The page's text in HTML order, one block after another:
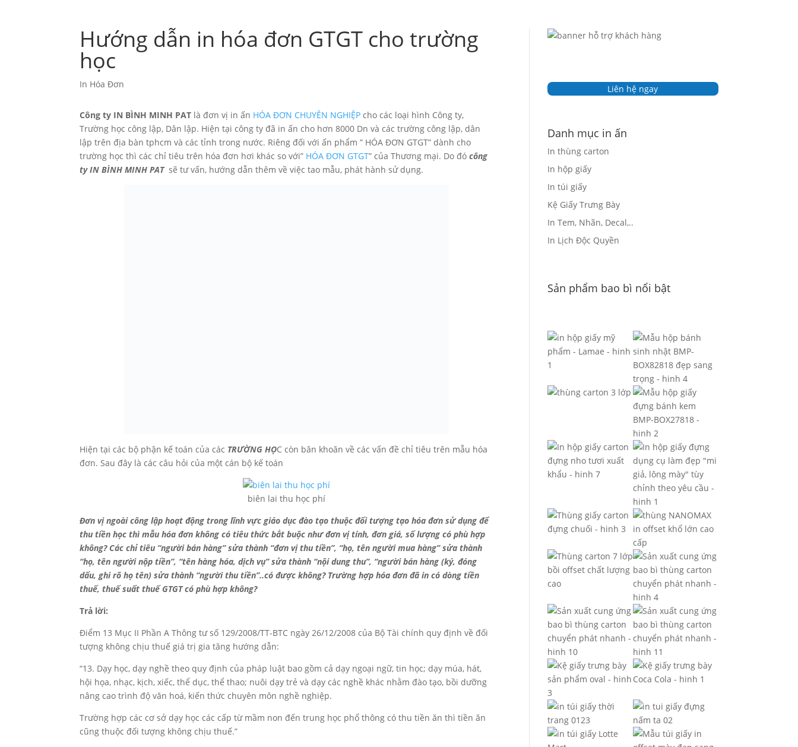
Hướng dẫn in hóa đơn GTGT cho trường
học
In Hóa Đơn
Công ty IN BÌNH MINH PAT là đơn vị in ấn HÓA ĐƠN CHUYÊN NGHIỆP cho các loại hình Công ty,
Trường học công lập, Dân lập. Hiện tại công ty đã in ấn cho hơn 8000 Dn và các trường công lập, dân
lập trên địa bàn tphcm và các tỉnh trong nước. Riêng đối với ấn phẩm ” HÓA ĐƠN GTGT” dành cho
trường học thì các chỉ tiêu trên hóa đơn hơi khác so với” HÓA ĐƠN GTGT” của Thương mại. Do đó công
ty IN BÌNH MINH PATsẽ tư vấn, hướng dẫn thêm về việc tao mẫu, phát hành sử dụng.
Hiện tại các bộ phận kế toán của các TRƯỜNG HỌC còn băn khoăn về các vấn đề chỉ tiêu trên mẫu hóa
đơn. Sau đây là các câu hỏi của một cán bộ kế toán
biên lai thu học phí
Đơn vị ngoài công lập hoạt động trong lĩnh vực giáo dục đào tạo thuộc đối tượng tạo hóa đơn sử dụng để
thu tiền học thì mẫu hóa đơn không có tiêu thức bắt buộc như đơn vị tính, đơn giá, số lượng có phù hợp
không? Các chỉ tiêu “người bán hàng” sửa thành “đơn vị thu tiền”, “họ, tên người mua hàng” sửa thành
“họ, tên người nộp tiền”, “tên hàng hóa, dịch vụ” sửa thành “nội dung thu”, “người bán hàng (ký, đóng
dấu, ghi rõ họ tên) sửa thành “người thu tiền”..có được không? Trường hợp hóa đơn đã in có dòng tiền
thuế, thuế suất thuế GTGT có phù hợp không?
Trả lời:
Điểm 13 Mục II Phần A Thông tư số 129/2008/TT-BTC ngày 26/12/2008 của Bộ Tài chính quy định về đối
tượng không chịu thuế giá trị gia tăng hướng dẫn:
“13. Dạy học, dạy nghề theo quy định của pháp luật bao gồm cả dạy ngoại ngữ, tin học; dạy múa, hát,
hội họa, nhạc, kịch, xiếc, thể dục, thể thao; nuôi dạy trẻ và dạy các nghề khác nhằm đào tạo, bồi dưỡng
nâng cao trình độ văn hoá, kiến thức chuyên môn nghề nghiệp.
Trường hợp các cơ sở dạy học các cấp từ mầm non đến trung học phổ thông có thu tiền ăn thì tiền ăn
cũng thuộc đối tượng không chịu thuế.”
Liên hệ ngay
Danh mục in ấn
In thùng carton
In hộp giấy
In túi giấy
Kệ Giấy Trưng Bày
In Tem, Nhãn, Decal,..
In Lịch Độc Quyền
Sản phẩm bao bì nổi bật